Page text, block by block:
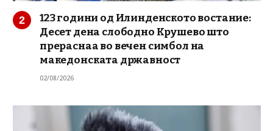
123 години од Илинденското востание:
Десет дена слободно Крушево што
прераснаа во вечен симбол на
македонската државност
02/08/2026